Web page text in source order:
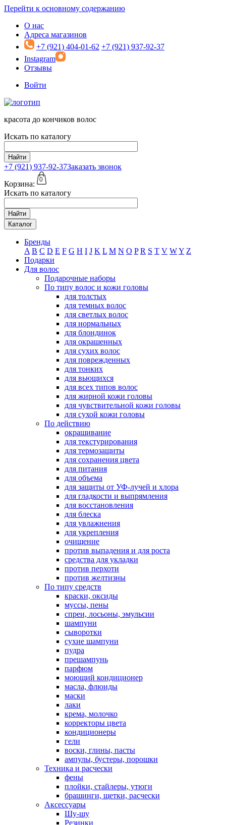
Перейти к основному содержанию
О нас
Адреса магазинов
+7 (921) 404-01-62 +7 (921) 937-92-37
Instagram
Отзывы
Войти
красота до кончиков волос
Искать по каталогу
Найти
+7 (921) 937-92-37Заказать звонок
Корзина:
0
Искать по каталогу
Найти
Каталог
Бренды
A B C D E F G H I J K L M N O P R S T V WY Z
Подарки
Для волос
Подарочные наборы
По типу волос и кожи головы
для толстых
для темных волос
для светлых волос
для нормальных
для блондинок
для окрашенных
для сухих волос
для поврежденных
для тонких
для вьющихся
для всех типов волос
для жирной кожи головы
для чувствительной кожи головы
для сухой кожи головы
По действию
окрашивание
для текстурирования
для термозащиты
для сохранения цвета
для питания
для объема
для защиты от УФ-лучей и хлора
для гладкости и выпрямления
для восстановления
для блеска
для увлажнения
для укрепления
очищение
против выпадения и для роста
средства для укладки
против перхоти
против желтизны
По типу средств
краски, оксиды
муссы, пены
спреи, лосьоны, эмульсии
шампуни
сыворотки
сухие шампуни
пудра
прешампунь
парфюм
моющий кондиционер
масла, флюиды
маски
лаки
крема, молочко
корректоры цвета
кондиционеры
гели
воски, глины, пасты
ампулы, бустеры, порошки
Техника и расчески
фены
плойки, стайлеры, утюги
брашинги, щетки, расчески
Аксессуары
Шу-шу
Резинки